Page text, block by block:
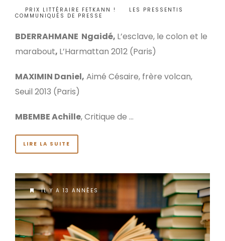
PRIX LITTÉRAIRE FETKANN ! LES PRESSENTIS
COMMUNIQUÉS DE PRESSE
BDERRAHMANE Ngaidé, L’esclave, le colon et le
marabout, L’Harmattan 2012 (Paris)
MAXIMIN Daniel, Aimé Césaire, frère volcan,
Seuil 2013 (Paris)
MBEMBE Achille, Critique de …
LIRE LA SUITE
IL Y A 13 ANNÉES